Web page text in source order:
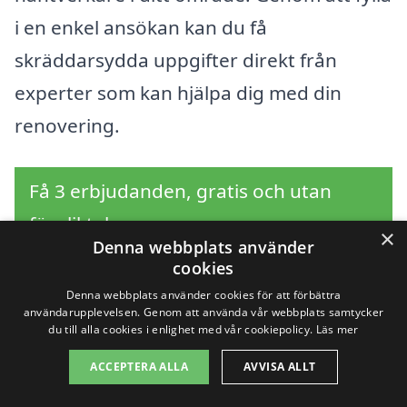
i en enkel ansökan kan du få
skräddarsydda uppgifter direkt från
experter som kan hjälpa dig med din
renovering.
Få 3 erbjudanden, gratis och utan
förpliktelser
Sök efter en
professionell för
×
Denna webbplats använder
cookies
Denna webbplats använder cookies för att förbättra
användarupplevelsen. Genom att använda vår webbplats samtycker
du till alla cookies i enlighet med vår cookiepolicy. Läs mer
ACCEPTERA ALLA AVVISA ALLT